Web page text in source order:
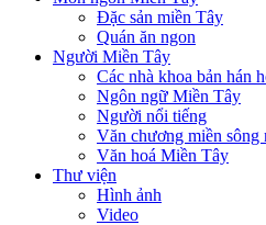
Đặc sản miền Tây
Quán ăn ngon
Người Miền Tây
Các nhà khoa bản hán
Ngôn ngữ Miền Tây
Người nổi tiếng
Văn chương miền sông
Văn hoá Miền Tây
Thư viện
Hình ảnh
Video